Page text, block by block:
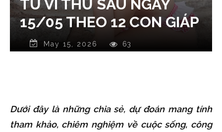
TỬ VI THỨ SÁU NGÀY
15/05 THEO 12 CON GIÁP
May 15, 2026 63
Dưới đây là những chia sẻ, dự đoán mang tính
tham khảo, chiêm nghiệm về cuộc sống, công